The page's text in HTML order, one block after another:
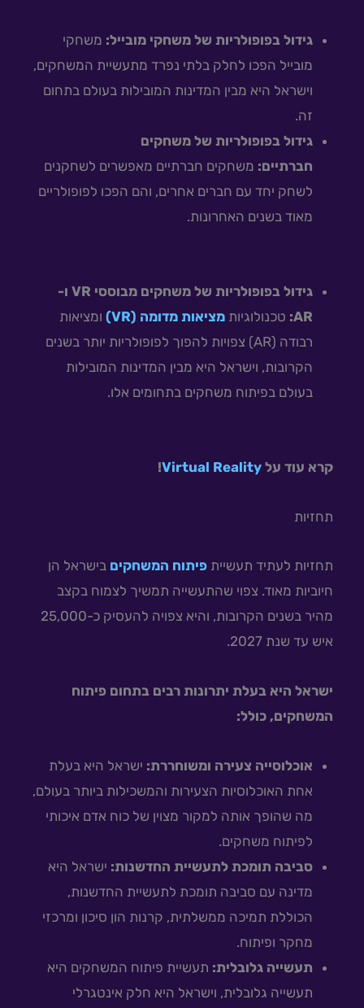
גידול בפופולריות של משחקי מובייל: משחקי
מובייל הפכו לחלק בלתי נפרד מתעשיית המשחקים,
וישראל היא מבין המדינות המובילות בעולם בתחום
זה.
גידול בפופולריות של משחקים
חברתיים: משחקים חברתיים מאפשרים לשחקנים
לשחק יחד עם חברים אחרים, והם הפכו לפופולריים
מאוד בשנים האחרונות.
גידול בפופולריות של משחקים מבוססי VR ו-
AR: טכנולוגיותמציאות מדומה (VR)
ומציאות
רבודה (AR) צפויות להפוך לפופולריות יותר בשנים
הקרובות, וישראל היא מבין המדינות המובילות
בעולם בפיתוח משחקים בתחומים אלו.
קרא עוד עלVirtual Reality
!
תחזיות
תחזיות לעתיד תעשיית פיתוח המשחקים בישראל הן
חיוביות מאוד. צפוי שהתעשייה תמשיך לצמוח בקצב
מהיר בשנים הקרובות, והיא צפויה להעסיק כ-25,000
איש עד שנת 2027.
ישראל היא בעלת יתרונות רבים בתחום פיתוח
המשחקים, כולל:
אוכלוסייה צעירה ומשוחררת: ישראל היא בעלת
אחת האוכלוסיות הצעירות והמשכילות ביותר בעולם,
מה שהופך אותה למקור מצוין של כוח אדם איכותי
לפיתוח משחקים.
סביבה תומכת לתעשיית החדשנות: ישראל היא
מדינה עם סביבה תומכת לתעשיית החדשנות,
הכוללת תמיכה ממשלתית, קרנות הון סיכון ומרכזי
מחקר ופיתוח.
תעשייה גלובלית: תעשיית פיתוח המשחקים היא
תעשייה גלובלית, וישראל היא חלק אינטגרלי